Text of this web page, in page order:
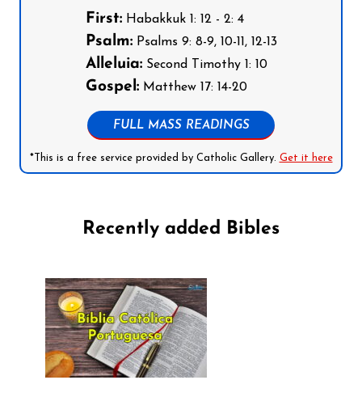
First:Habakkuk 1: 12 - 2: 4
Psalm:Psalms 9: 8-9, 10-11, 12-13
Alleluia:Second Timothy 1: 10
Gospel:Matthew 17: 14-20
FULL MASS READINGS
*This is a free service provided by Catholic Gallery. Get it here
Recently added Bibles